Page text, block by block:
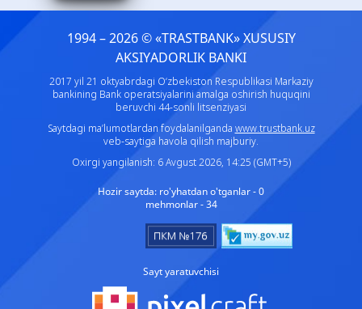
1994 – 2026 © «TRASTBANK» ХUSUSIY
AKSIYADORLIK BANKI
2017 yil 21 oktyabrdagi O‘zbekiston Respublikasi Markaziy
bankining Bank operatsiyalarini amalga oshirish huquqini
beruvchi 44-sonli litsenziyasi
Saytdagi ma’lumotlardan foydalanilganda www.trustbank.uz
veb-saytiga havola qilish majburiy.
Oxirgi yangilanish: 6 Avgust 2026, 14:25 (GMT+5)
Hozir saytda: ro'yhatdan o'tganlar - 0
mehmonlar - 34
Sayt yaratuvchisi